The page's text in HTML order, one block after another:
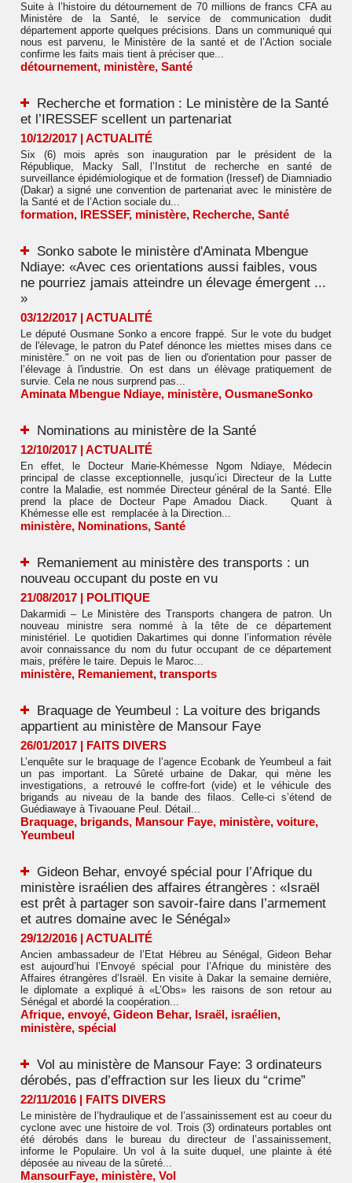
Suite à l’histoire du détournement de 70 millions de francs CFA au
Ministère de la Santé, le service de communication dudit
département apporte quelques précisions. Dans un communiqué qui
nous est parvenu, le Ministère de la santé et de l’Action sociale
confirme les faits mais tient à préciser que...
détournement, ministère, Santé
Recherche et formation : Le ministère de la Santé
et l’IRESSEF scellent un partenariat
10/12/2017 | ACTUALITÉ
Six (6) mois après son inauguration par le président de la
République, Macky Sall, l’Institut de recherche en santé de
surveillance épidémiologique et de formation (Iressef) de Diamniadio
(Dakar) a signé une convention de partenariat avec le ministère de
la Santé et de l’Action sociale du...
formation, IRESSEF, ministère, Recherche, Santé
Sonko sabote le ministère d'Aminata Mbengue
Ndiaye: «Avec ces orientations aussi faibles, vous
ne pourriez jamais atteindre un élevage émergent ...
»
03/12/2017 | ACTUALITÉ
Le député Ousmane Sonko a encore frappé. Sur le vote du budget
de l'élevage, le patron du Patef dénonce les miettes mises dans ce
ministère." on ne voit pas de lien ou d'orientation pour passer de
l’élevage à l'industrie. On est dans un élèvage pratiquement de
survie. Cela ne nous surprend pas...
Aminata Mbengue Ndiaye, ministère, OusmaneSonko
Nominations au ministère de la Santé
12/10/2017 | ACTUALITÉ
En effet, le Docteur Marie-Khémesse Ngom Ndiaye, Médecin
principal de classe exceptionnelle, jusqu’ici Directeur de la Lutte
contre la Maladie, est nommée Directeur général de la Santé. Elle
prend la place de Docteur Pape Amadou Diack. Quant à
Khémesse elle est remplacée à la Direction...
ministère, Nominations, Santé
Remaniement au ministère des transports : un
nouveau occupant du poste en vu
21/08/2017 | POLITIQUE
Dakarmidi – Le Ministère des Transports changera de patron. Un
nouveau ministre sera nommé à la tête de ce département
ministériel. Le quotidien Dakartimes qui donne l’information révèle
avoir connaissance du nom du futur occupant de ce département
mais, préfère le taire. Depuis le Maroc...
ministère, Remaniement, transports
Braquage de Yeumbeul : La voiture des brigands
appartient au ministère de Mansour Faye
26/01/2017 | FAITS DIVERS
L’enquête sur le braquage de l’agence Ecobank de Yeumbeul a fait
un pas important. La Sûreté urbaine de Dakar, qui mène les
investigations, a retrouvé le coffre-fort (vide) et le véhicule des
brigands au niveau de la bande des filaos. Celle-ci s’étend de
Guédiawaye à Tivaouane Peul. Détail...
Braquage, brigands, Mansour Faye, ministère, voiture,
Yeumbeul
Gideon Behar, envoyé spécial pour l’Afrique du
ministère israélien des affaires étrangères : «Israël
est prêt à partager son savoir-faire dans l’armement
et autres domaine avec le Sénégal»
29/12/2016 | ACTUALITÉ
Ancien ambassadeur de l’Etat Hébreu au Sénégal, Gideon Behar
est aujourd’hui l’Envoyé spécial pour l’Afrique du ministère des
Affaires étrangères d’Israël. En visite à Dakar la semaine dernière,
le diplomate a expliqué à «L’Obs» les raisons de son retour au
Sénégal et abordé la coopération...
Afrique, envoyé, Gideon Behar, Israël, israélien,
ministère, spécial
Vol au ministère de Mansour Faye: 3 ordinateurs
dérobés, pas d’effraction sur les lieux du “crime”
22/11/2016 | FAITS DIVERS
Le ministère de l’hydraulique et de l’assainissement est au coeur du
cyclone avec une histoire de vol. Trois (3) ordinateurs portables ont
été dérobés dans le bureau du directeur de l’assainissement,
informe le Populaire. Un vol à la suite duquel, une plainte à été
déposée au niveau de la sûreté...
MansourFaye, ministère, Vol